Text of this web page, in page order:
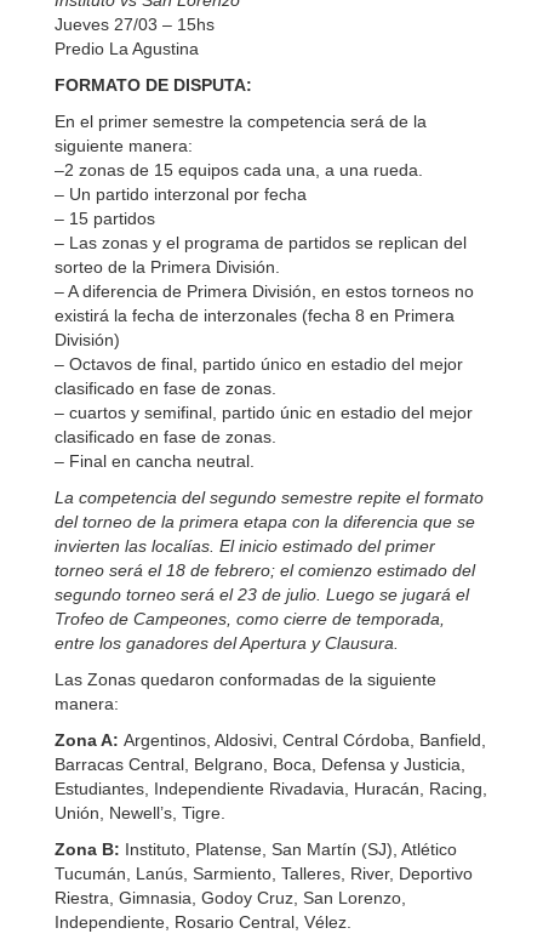
Jueves 27/03 – 15hs
Predio La Agustina
FORMATO DE DISPUTA:
En el primer semestre la competencia será de la
siguiente manera:
–2 zonas de 15 equipos cada una, a una rueda.
– Un partido interzonal por fecha
– 15 partidos
– Las zonas y el programa de partidos se replican del
sorteo de la Primera División.
– A diferencia de Primera División, en estos torneos no
existirá la fecha de interzonales (fecha 8 en Primera
División)
– Octavos de final, partido único en estadio del mejor
clasificado en fase de zonas.
– cuartos y semifinal, partido únic en estadio del mejor
clasificado en fase de zonas.
– Final en cancha neutral.
La competencia del segundo semestre repite el formato
del torneo de la primera etapa con la diferencia que se
invierten las localías. El inicio estimado del primer
torneo será el 18 de febrero; el comienzo estimado del
segundo torneo será el 23 de julio. Luego se jugará el
Trofeo de Campeones, como cierre de temporada,
entre los ganadores del Apertura y Clausura.
Las Zonas quedaron conformadas de la siguiente
manera:
Zona A: Argentinos, Aldosivi, Central Córdoba, Banfield,
Barracas Central, Belgrano, Boca, Defensa y Justicia,
Estudiantes, Independiente Rivadavia, Huracán, Racing,
Unión, Newell’s, Tigre.
Zona B: Instituto, Platense, San Martín (SJ), Atlético
Tucumán, Lanús, Sarmiento, Talleres, River, Deportivo
Riestra, Gimnasia, Godoy Cruz, San Lorenzo,
Independiente, Rosario Central, Vélez.